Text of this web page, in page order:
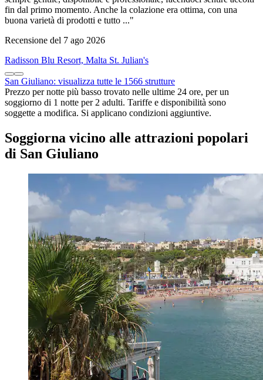
fin dal primo momento. Anche la colazione era ottima, con una
buona varietà di prodotti e tutto ..."
Recensione del 7 ago 2026
Radisson Blu Resort, Malta St. Julian's
San Giuliano: visualizza tutte le 1566 strutture
Prezzo per notte più basso trovato nelle ultime 24 ore, per un
soggiorno di 1 notte per 2 adulti. Tariffe e disponibilità sono
soggette a modifica. Si applicano condizioni aggiuntive.
Soggiorna vicino alle attrazioni popolari
di San Giuliano